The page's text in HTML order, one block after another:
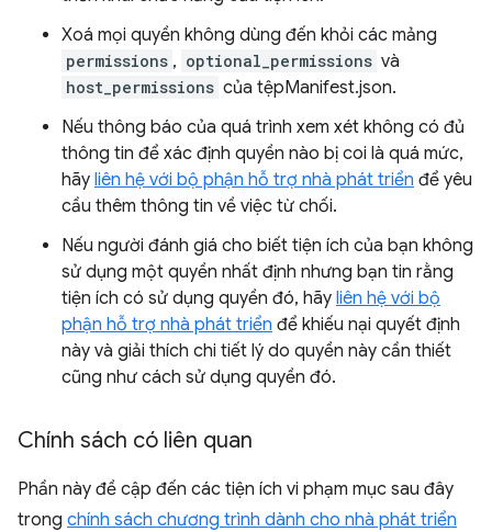
Xoá mọi quyền không dùng đến khỏi các mảng
permissions , optional_permissions và
host_permissions của tệpManifest.json.
Nếu thông báo của quá trình xem xét không có đủ
thông tin để xác định quyền nào bị coi là quá mức,
hãy liên hệ với bộ phận hỗ trợ nhà phát triển để yêu
cầu thêm thông tin về việc từ chối.
Nếu người đánh giá cho biết tiện ích của bạn không
sử dụng một quyền nhất định nhưng bạn tin rằng
tiện ích có sử dụng quyền đó, hãy liên hệ với bộ
phận hỗ trợ nhà phát triển để khiếu nại quyết định
này và giải thích chi tiết lý do quyền này cần thiết
cũng như cách sử dụng quyền đó.
Chính sách có liên quan
Phần này đề cập đến các tiện ích vi phạm mục sau đây
trong chính sách chương trình dành cho nhà phát triển